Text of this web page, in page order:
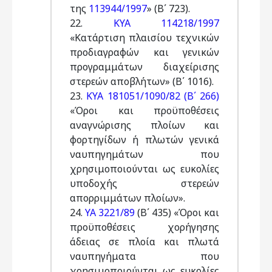
της 113944/1997» (Β΄ 723).
22. ΚΥΑ 114218/1997
«Κατάρτιση πλαισίου τεχνικών
προδιαγραφών και γενικών
προγραμμάτων διαχείρισης
στερεών αποβλήτων» (Β΄ 1016).
23. ΚYA 181051/1090/82 (B΄ 266)
«Όροι και προϋποθέσεις
αναγνώρισης πλοίων και
φορτηγίδων ή πλωτών γενικά
ναυπηγημάτων που
χρησιμοποιούνται ως ευκολίες
υποδοχής στερεών
απορριμμάτων πλοίων».
24. ΥΑ 3221/89 (Β΄ 435) «Όροι και
προϋποθέσεις χορήγησης
άδειας σε πλοία και πλωτά
ναυπηγήματα που